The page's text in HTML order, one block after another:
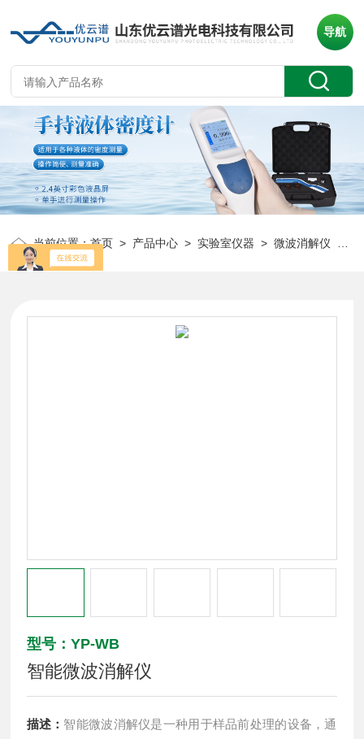
导航
当前位置：首页 > 产品中心 > 实验室仪器 >微波消解仪
型号：YP-WB
智能微波消解仪
描述： 智能微波消解仪是一种用于样品前处理的设备，通